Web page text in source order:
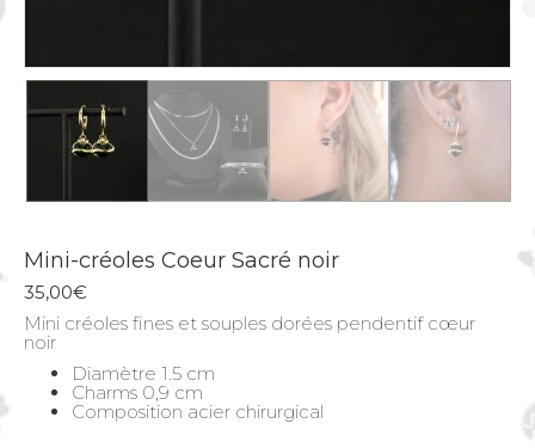
Mini-créoles Coeur Sacré noir
35,00€
Mini créoles fines et souples dorées pendentif cœur
noir
Diamètre 1.5 cm
Charms 0,9 cm
Composition acier chirurgical